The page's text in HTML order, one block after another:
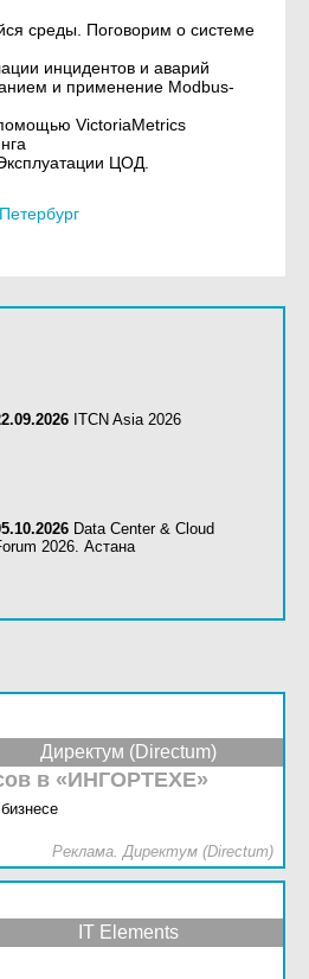
среды. Поговорим о системе
инцидентов и аварий
и применение Modbus-
VictoriaMetrics
ЦОД.
ITCN Asia 2026
Data Center & Cloud
2026. Астана
Директум (Directum)
в «ИНГОРТЕХЕ»
Реклама. Директум (Directum)
IT Elements